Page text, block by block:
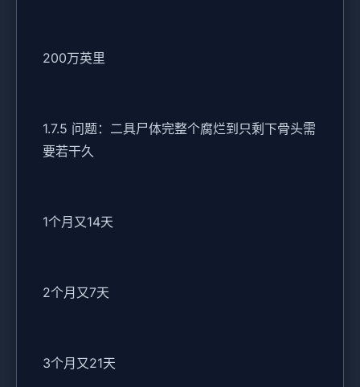
200万英里
1.7.5 问题：二具尸体完整个腐烂到只剩下骨头需
要若干久
1个月又14天
2个月又7天
3个月又21天